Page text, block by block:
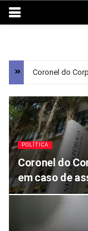
POLÍTICA
Coronel do
em caso de